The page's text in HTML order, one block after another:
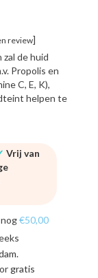
review]
de huid
Propolis en
C, E, K),
helpen te
Vrij van
€50,00
.
gratis